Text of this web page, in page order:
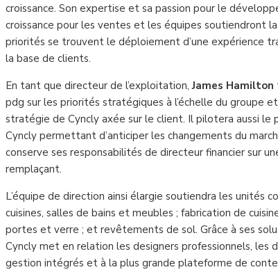
croissance. Son expertise et sa passion pour le
croissance pour les ventes et les équipes soutiendront la
priorités se trouvent le déploiement d’une expérience
la base de clients.
En tant que directeur de l’exploitation,James Hamilton
pdg sur les priorités stratégiques à l’échelle du groupe
stratégie de Cyncly axée sur le client. Il pilotera aussi le
Cyncly permettant d’anticiper les changements du
conserve ses responsabilités de directeur financier sur
remplaçant.
L’équipe de direction ainsi élargie soutiendra les unités
cuisines, salles de bains et meubles ; fabrication de
portes et verre ; et revêtements de sol. Grâce à ses
Cyncly met en relation les designers professionnels,
gestion intégrés et à la plus grande plateforme de